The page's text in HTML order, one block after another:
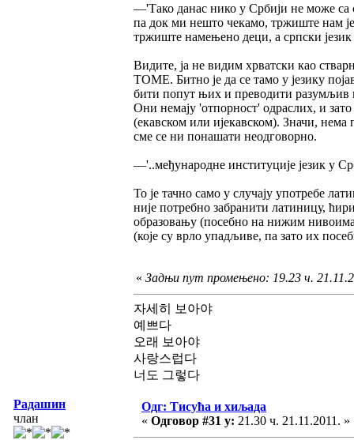
—'Тако данас нико у Србији не може са
па док ми нешто чекамо, тржиште нам
тржиште намењено деци, а српски језик
Видите, ја не видим хрватски као
ТОМЕ. Битно је да се тамо у језику
бити попут њих и преводити разумљив
Они немају 'отпорност' одраслих, и
(екавском или ијекавском). Значи, нема
сме се ни понашати неодговорно.
—'..међународне институције језик у
То је тачно само у случају употребе
није потребно забранити латиницу,
образовању (посебно на нижим
(које су врло упадљиве, па зато их
« Задњи пут промењено: 19.23 ч.
자세히 보아야
예쁘다
오래 보아야
사랑스럽다
너도 그렇다
Радашин
члан
Одг: Тисућа и хиљада
« Одговор #31 у: 21.30 ч. 21.11.2011. »